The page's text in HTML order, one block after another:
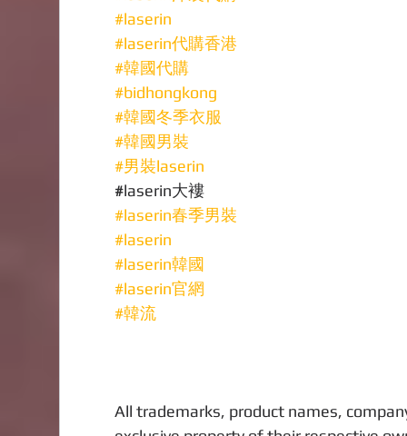
#laserin
#laserin代購香港
#韓國代購
#bidhongkong
#韓國冬季衣服
#韓國男裝
#男裝laserin
#laserin大褸
#laserin春季男裝
#laserin
#laserin韓國
#laserin官網
#韓流
All trademarks, product names,